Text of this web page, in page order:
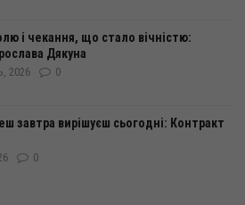
і чекання, що стало вічністю:
Дякуна
2026 0
завтра вирішуєш сьогодні: Контракт
0